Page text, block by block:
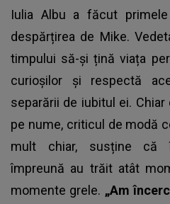
Iulia Albu a făcut
despărțirea de Mike.
timpului să-și țină viața
curioșilor și respectă
separării de iubitul ei.
pe nume, criticul de modă
mult chiar, susține că
împreună au trăit atât
momente grele. „Am